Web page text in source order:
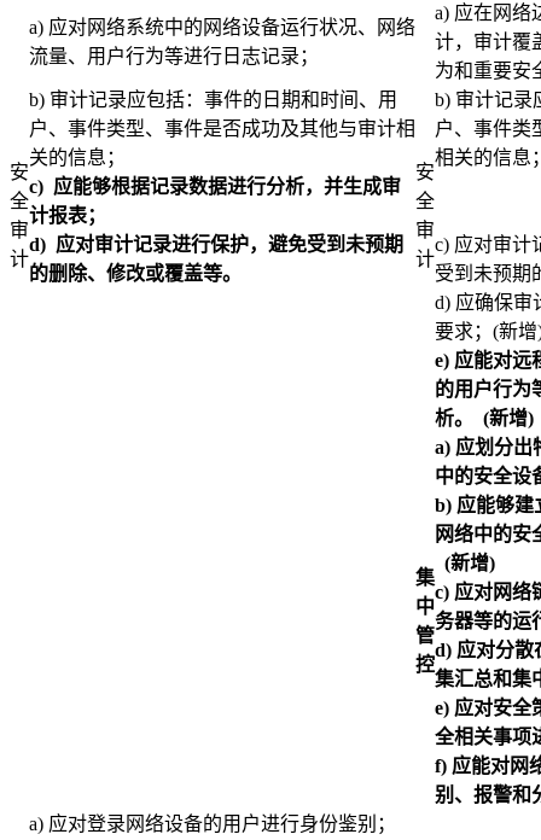
安
全
审
计
a) 应对网络系统中的网络设备运行状况、网络
流量、用户行为等进行日志记录；
安
全
审
计
a) 应在网络
计，审计覆
为和重要安
b) 审计记录应包括：事件的日期和时间、用
户、事件类型、事件是否成功及其他与审计相
关的信息；
b) 审计记录
户、事件类
相关的信息
c) 应能够根据记录数据进行分析，并生成审
计报表；
d) 应对审计记录进行保护，避免受到未预期
的删除、修改或覆盖等。
c) 应对审计
受到未预期
d) 应确保审
要求；(新增
e) 应能对远
的用户行为
析。 (新增)
集
中
管
控
a) 应划分出
中的安全设
b) 应能够建
网络中的安
(新增)
c) 应对网络
务器等的运
d) 应对分散
集汇总和集
e) 应对安全
全相关事项
f) 应能对网
别、报警和
a) 应对登录网络设备的用户进行身份鉴别；